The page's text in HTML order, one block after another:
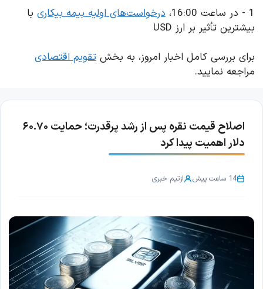
1 - در ساعت 16:00،
درخواست‌های اولیه بیمه بیکاری با
بیشترین تأثیر بر ارز USD
برای بررسی کامل اخبار امروز، به بخش تقویم اقتصادی
مراجعه نمایید.
اصلاح قیمت نقره پس از رشد پرقدرت؛ حمایت ۶۰.۷۰
دلار اهمیت پیدا کرد
14 ساعت پیش ازتیم خبری